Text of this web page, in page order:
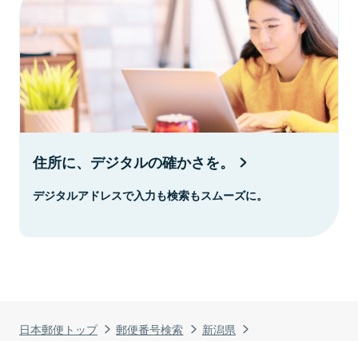
日本郵便トップ 郵便番号検索
新潟県
住所に、デジタルの確かさを。
デジタルアドレスで入力も検索もスムーズに。